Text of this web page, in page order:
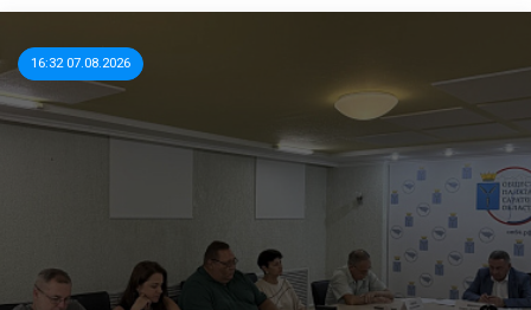
16:32 07.08.2026